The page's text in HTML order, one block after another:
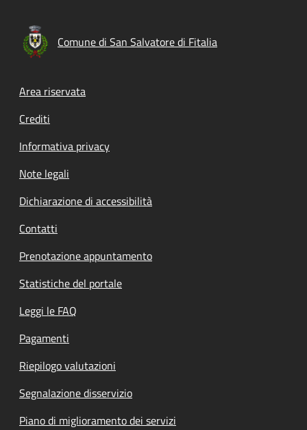
Comune di San Salvatore di Fitalia
Footer menu
Area riservata
Crediti
Informativa privacy
Note legali
Dichiarazione di accessibilità
Contatti
Prenotazione appuntamento
Statistiche del portale
Leggi le FAQ
Pagamenti
Riepilogo valutazioni
Segnalazione disservizio
Piano di miglioramento dei servizi